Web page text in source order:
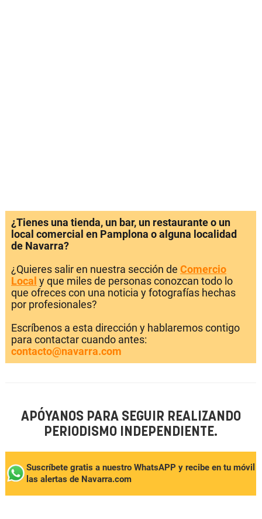
¿Tienes una tienda, un bar, un restaurante o un
local comercial en Pamplona o alguna localidad
de Navarra?
¿Quieres salir en nuestra sección de Comercio
Local y que miles de personas conozcan todo lo
que ofreces con una noticia y fotografías hechas
por profesionales?
Escríbenos a esta dirección y hablaremos contigo
para contactar cuando antes:
contacto@navarra.com
APÓYANOS PARA SEGUIR REALIZANDO
PERIODISMO INDEPENDIENTE.
Suscríbete gratis a nuestro WhatsAPP y recibe en tu móvil
las alertas de Navarra.com